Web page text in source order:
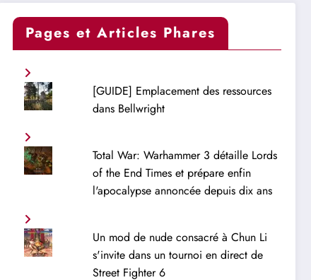
Pages et Articles Phares
[GUIDE] Emplacement des ressources
dans Bellwright
Total War: Warhammer 3 détaille Lords
of the End Times et prépare enfin
l'apocalypse annoncée depuis dix ans
Un mod de nude consacré à Chun Li
s'invite dans un tournoi en direct de
Street Fighter 6